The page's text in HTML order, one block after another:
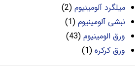
میلگرد آلومینیوم (2)
نبشی آلومینیوم (1)
ورق الومینیوم (43)
ورق کرکره (1)